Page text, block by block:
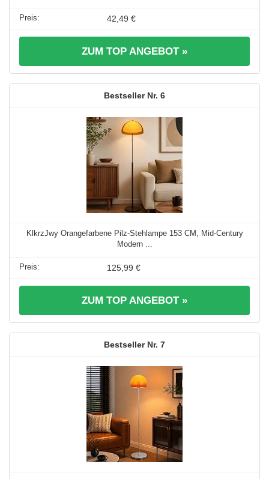
42,49 €
ZUM TOP ANGEBOT »
6
KlkrzJwy Orangefarbene Pilz-Stehlampe 153 CM, Mid-Century
Modern ...
125,99 €
ZUM TOP ANGEBOT »
7